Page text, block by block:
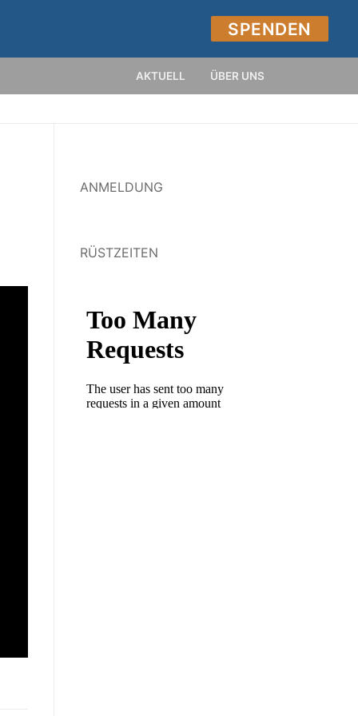
SPENDEN
AKTUELL ÜBER UNS
ANMELDUNG
RÜSTZEITEN